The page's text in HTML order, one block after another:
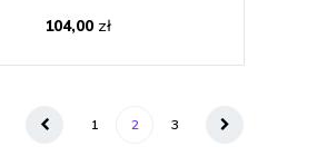
104,00 zł
1 2 3